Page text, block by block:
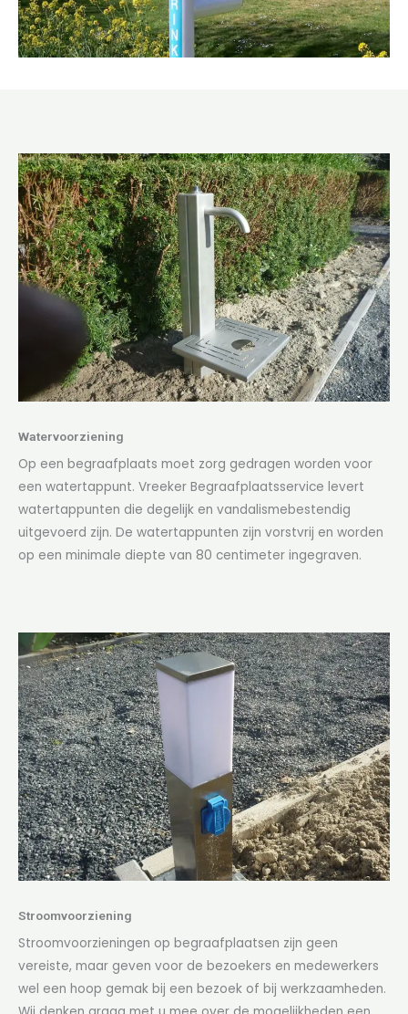
Watervoorziening
Op een begraafplaats moet zorg gedragen worden voor
een watertappunt. Vreeker Begraafplaatsservice levert
watertappunten die degelijk en vandalismebestendig
uitgevoerd zijn. De watertappunten zijn vorstvrij en worden
op een minimale diepte van 80 centimeter ingegraven.
Stroomvoorziening
Stroomvoorzieningen op begraafplaatsen zijn geen
vereiste, maar geven voor de bezoekers en medewerkers
wel een hoop gemak bij een bezoek of bij werkzaamheden.